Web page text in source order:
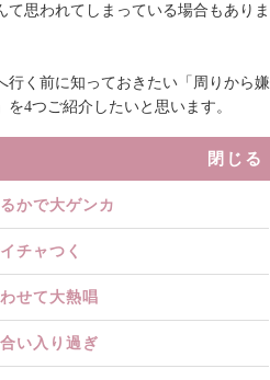
て思われてしまっている場合もありま
行く前に知っておきたい「周りから嫌
4つご紹介したいと思います。
閉じる
かで大ゲンカ
チャつく
せて大熱唱
い入り過ぎ